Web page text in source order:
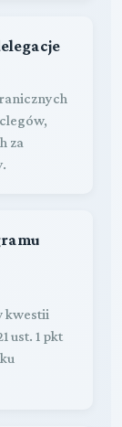
za
kwestii
ust. 1 pkt